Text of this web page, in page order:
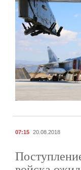
07:15 20.08.2018